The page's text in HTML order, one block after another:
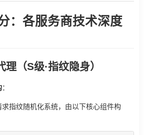
：各服务商技术深度
理（S级·指纹隐身）
：
求指纹随机化系统，由以下核心组件构